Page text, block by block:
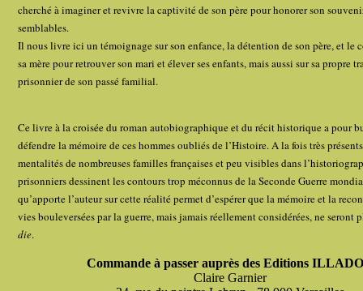
cherché à imaginer et revivre la captivité de son père pour honorer son
semblables.
Il nous livre ici un témoignage sur son enfance, la détention de son père, et le
sa mère pour retrouver son mari et élever ses enfants, mais aussi sur sa propre
prisonnier de son passé familial.
Ce livre à la croisée du roman autobiographique et du récit historique a pour
défendre la mémoire de ces hommes oubliés de l’Histoire. A la fois très
mentalités de nombreuses familles françaises et peu visibles dans
prisonniers dessinent les contours trop méconnus de la Seconde Guerre
qu’apporte l’auteur sur cette réalité permet d’espérer que la mémoire et la
vies bouleversées par la guerre, mais jamais réellement considérées, ne seront
die.
Commande à passer auprès des Editions
Claire Garnier